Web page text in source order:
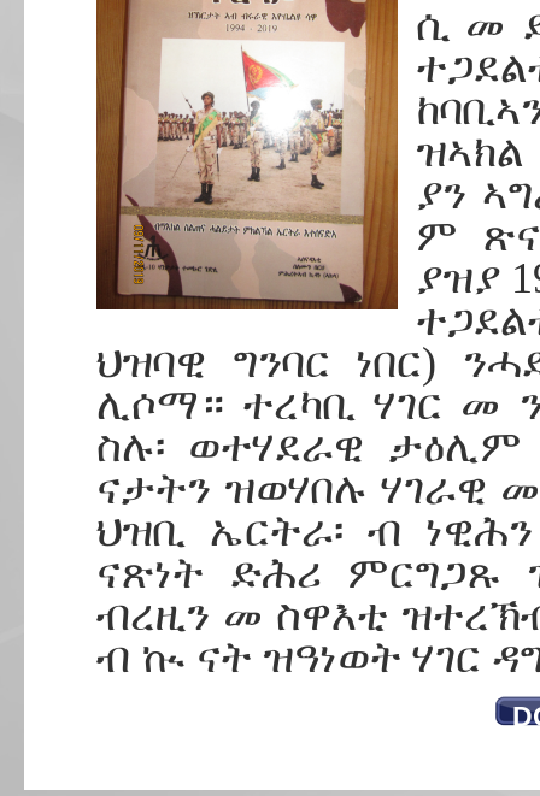
ሲ መ
ያን
ም
ያዝያ
ህዝባዊ ግንባር ነበር)
ሊሶማ። ተረካቢ ሃገር መ
ስሉ፡ ወተሃደራዊ
ናታትን ዝወሃበሉ ሃገራዊ
ህዝቢ ኤርትራ፡ ብ
ናጽነት ድሕሪ ምርግጋጹ
ብረዚን መ ስዋእቲ
ብ ኲ ናት ዝዓነወት ሃገር